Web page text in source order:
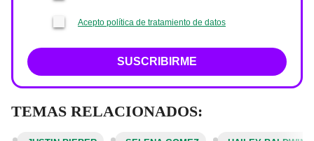
Acepto política de tratamiento de datos
SUSCRIBIRME
TEMAS RELACIONADOS: